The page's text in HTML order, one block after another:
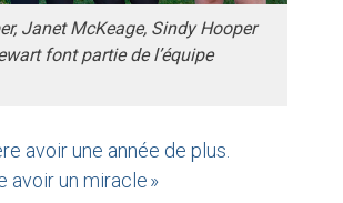
Janet McKeage, Sindy Hooper
font partie de l’équipe
avoir une année de plus.
avoir un miracle »